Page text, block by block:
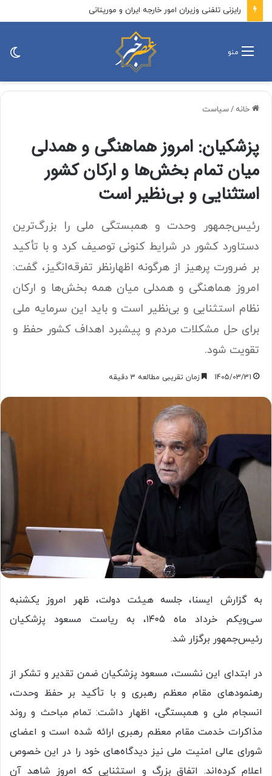
رایزنی تلفنی وزیران امور خارجه ایران و موریتانی
منو
خانه /سیاست
پزشکیان: امروز هماهنگی و همدلی
میان تمام بخش‌ها و ارکان کشور
استثنایی و بی‌نظیر است
رئیس‌جمهور وحدت و همبستگی ملی را بزرگ‌ترین
دستاورد کشور در شرایط کنونی توصیف کرد و با تأکید
بر ضرورت پرهیز از هرگونه اظهارنظر تفرقه‌انگیز، گفت:
امروز هماهنگی و همدلی میان همه بخش‌ها و ارکان
نظام استثنایی و بی‌نظیر است و باید این سرمایه ملی
برای حل مشکلات مردم و پیشبرد اهداف کشور حفظ و
تقویت شود.
1405/03/31 زمان تقریبی مطالعه 3 دقیقه
به گزارش ایسنا، جلسه هیئت دولت، ظهر امروز یکشنبه
سی‌ویکم خرداد ماه ۱۴۰۵، به ریاست مسعود پزشکیان
رئیس‌جمهور برگزار شد.
در ابتدای این نشست، مسعود پزشکیان ضمن تقدیر و تشکر از
رهنمودهای مقام معظم رهبری و با تأکید بر حفظ وحدت،
انسجام ملی و همبستگی، اظهار داشت: تمام مباحث و روند
مذاکرات خدمت مقام معظم رهبری ارائه شده است و اعضای
شورای عالی امنیت ملی نیز دیدگاه‌های خود را در این خصوص
اعلام کرده‌اند. اتفاق بزرگ و استثنایی که امروز شاهد آن